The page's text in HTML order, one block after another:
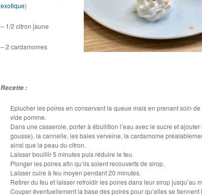
exotique)
– 1/2 citron jaune
– 2 cardamomes
Recette :
Eplucher les poires en conservant la queue mais en prenant soin
vide pomme.
Dans une casserole, porter à ébullition l’eau avec le sucre et
gousse), la cannelle, les baies verveine, la cardamome
ainsi que la peau du citron.
Laisser bouillir 5 minutes puis réduire le feu.
Plonger les poires afin qu’ils soient recouverts de sirop.
Laisser cuire à feu moyen pendant 20 minutes.
Retirer du feu et laisser refroidir les poires dans leur sirop jusqu’au
Couper éventuellement la base des poires pour qu’elles se tiennent